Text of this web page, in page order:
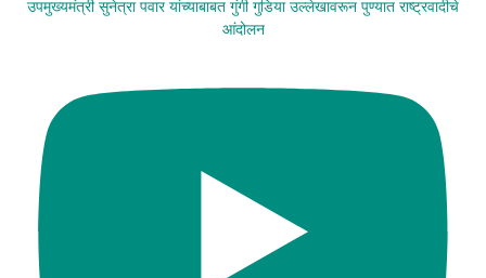
उपमुख्यमंत्री सुनेत्रा पवार यांच्याबाबत गुंगी गुडिया उल्लेखावरून पुण्यात राष्ट्रवादीचे
आंदोलन